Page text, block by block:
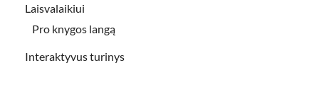
Laisvalaikiui
Pro knygos langą
Interaktyvus turinys